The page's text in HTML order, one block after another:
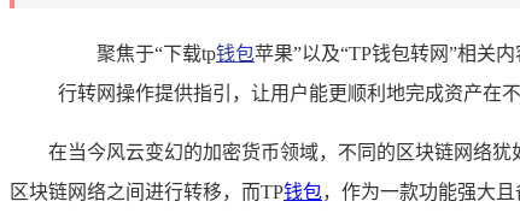
聚焦于“下载tp钱包苹果”以及“TP钱包转网”相关
行转网操作提供指引，让用户能更顺利地完成资产在
在当今风云变幻的加密货币领域，不同的区块链网络
区块链网络之间进行转移，而TP钱包，作为一款功能强大